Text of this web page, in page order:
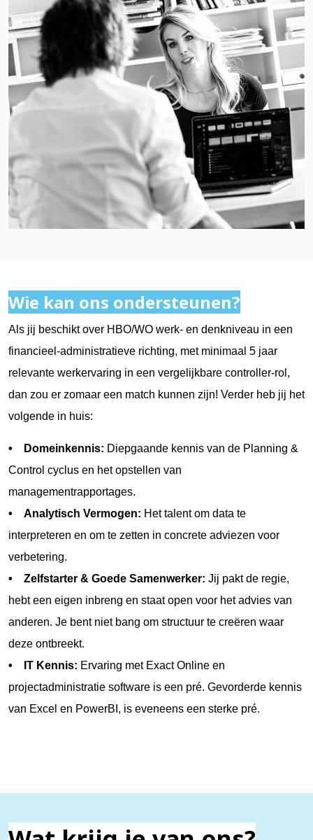
Wie kan ons ondersteunen?
Als jij beschikt over HBO/WO werk- en denkniveau in een
financieel-administratieve richting, met minimaal 5 jaar
relevante werkervaring in een vergelijkbare controller-rol,
dan zou er zomaar een match kunnen zijn! Verder heb jij het
volgende in huis:
• Domeinkennis: Diepgaande kennis van de Planning &
Control cyclus en het opstellen van
managementrapportages.
• Analytisch Vermogen: Het talent om data te
interpreteren en om te zetten in concrete adviezen voor
verbetering.
• Zelfstarter & Goede Samenwerker: Jij pakt de regie,
hebt een eigen inbreng en staat open voor het advies van
anderen. Je bent niet bang om structuur te creëren waar
deze ontbreekt.
• IT Kennis: Ervaring met Exact Online en
projectadministratie software is een pré. Gevorderde kennis
van Excel en PowerBI, is eveneens een sterke pré.